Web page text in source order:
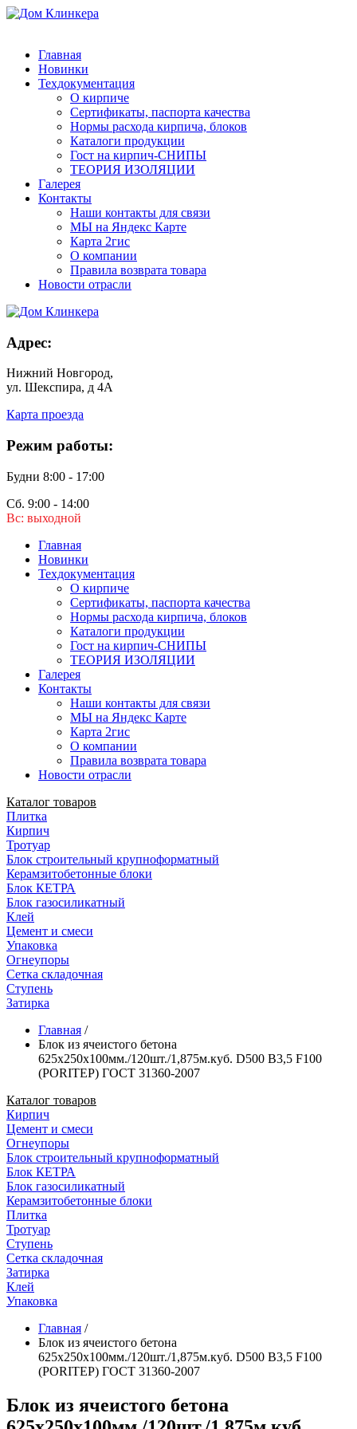
Главная
Новинки
Техдокументация
О кирпиче
Сертификаты, паспорта качества
Нормы расхода кирпича, блоков
Каталоги продукции
Гост на кирпич-СНИПЫ
ТЕОРИЯ ИЗОЛЯЦИИ
Галерея
Контакты
Наши контакты для связи
МЫ на Яндекс Карте
Карта 2гис
О компании
Правила возврата товара
Новости отрасли
Адрес:
Нижний Новгород,
ул. Шекспира, д 4А
Карта проезда
Режим работы:
Будни 8:00 - 17:00
Сб. 9:00 - 14:00
Вс: выходной
Главная
Новинки
Техдокументация
О кирпиче
Сертификаты, паспорта качества
Нормы расхода кирпича, блоков
Каталоги продукции
Гост на кирпич-СНИПЫ
ТЕОРИЯ ИЗОЛЯЦИИ
Галерея
Контакты
Наши контакты для связи
МЫ на Яндекс Карте
Карта 2гис
О компании
Правила возврата товара
Новости отрасли
Каталог товаров
Плитка
Кирпич
Тротуар
Блок строительный крупноформатный
Керамзитобетонные блоки
Блок КЕТРА
Блок газосиликатный
Клей
Цемент и смеси
Упаковка
Огнеупоры
Сетка складочная
Ступень
Затирка
Главная /
Блок из ячеистого бетона
625х250х100мм./120шт./1,875м.куб. D500 B3,5 F100
(PORITEP) ГОСТ 31360-2007
Каталог товаров
Кирпич
Цемент и смеси
Огнеупоры
Блок строительный крупноформатный
Блок КЕТРА
Блок газосиликатный
Керамзитобетонные блоки
Плитка
Тротуар
Ступень
Сетка складочная
Затирка
Клей
Упаковка
Главная /
Блок из ячеистого бетона
625х250х100мм./120шт./1,875м.куб. D500 B3,5 F100
(PORITEP) ГОСТ 31360-2007
Блок из ячеистого бетона